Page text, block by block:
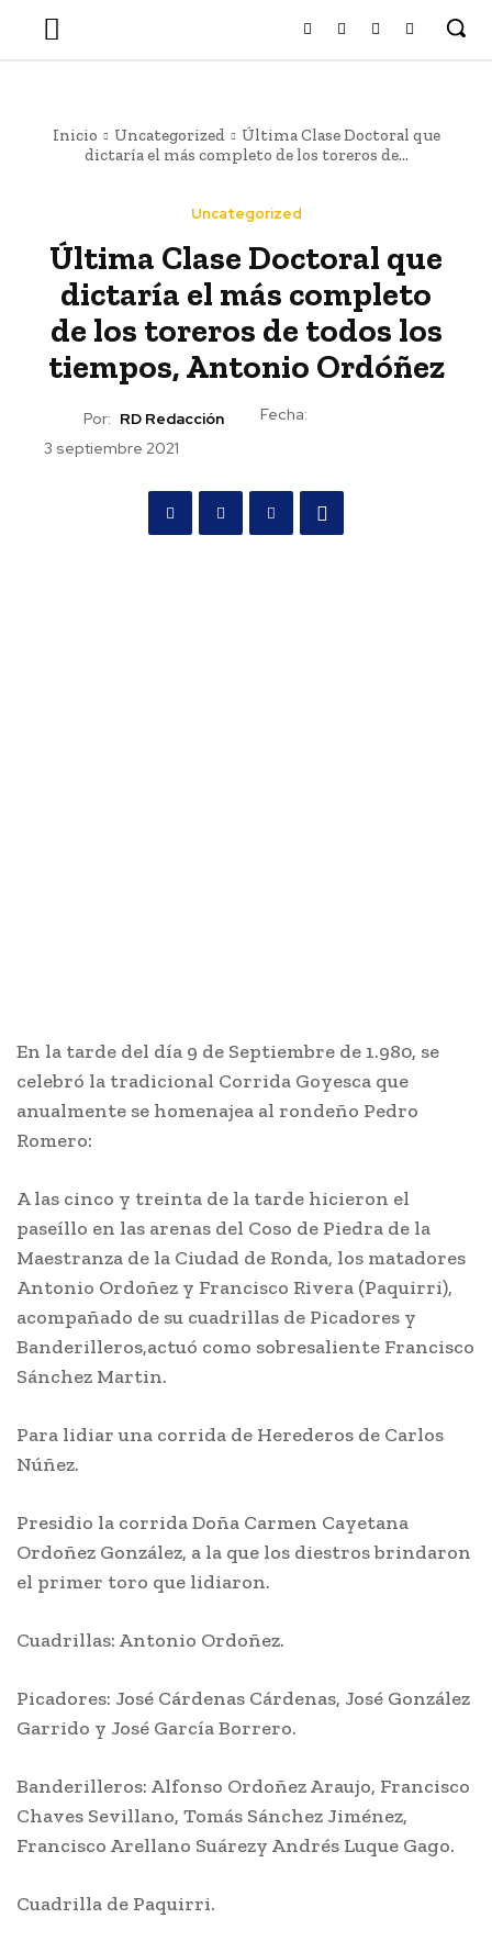
Inicio Uncategorized
Última Clase Doctoral que
dictaría el más completo de los toreros de...
Uncategorized
Última Clase Doctoral que
dictaría el más completo
de los toreros de todos los
tiempos, Antonio Ordóñez
Por: RD Redacción
Fecha:
3 septiembre 2021
En la tarde del día 9 de Septiembre de 1.980, se
celebró la tradicional Corrida Goyesca que
anualmente se homenajea al rondeño Pedro
Romero:
A las cinco y treinta de la tarde hicieron el
paseíllo en las arenas del Coso de Piedra de la
Maestranza de la Ciudad de Ronda, los matadores
Antonio Ordoñez y Francisco Rivera (Paquirri),
acompañado de su cuadrillas de Picadores y
Banderilleros,actuó como sobresaliente Francisco
Sánchez Martin.
Para lidiar una corrida de Herederos de Carlos
Núñez.
Presidio la corrida Doña Carmen Cayetana
Ordoñez González, a la que los diestros brindaron
el primer toro que lidiaron.
Cuadrillas: Antonio Ordoñez.
Picadores: José Cárdenas Cárdenas, José González
Garrido y José García Borrero.
Banderilleros: Alfonso Ordoñez Araujo, Francisco
Chaves Sevillano, Tomás Sánchez Jiménez,
Francisco Arellano Suárezy Andrés Luque Gago.
Cuadrilla de Paquirri.